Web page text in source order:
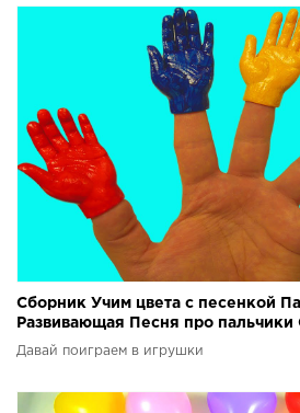
Сборник Учим цвета с песенкой
Развивающая Песня про пальчики
Давай поиграем в игрушки